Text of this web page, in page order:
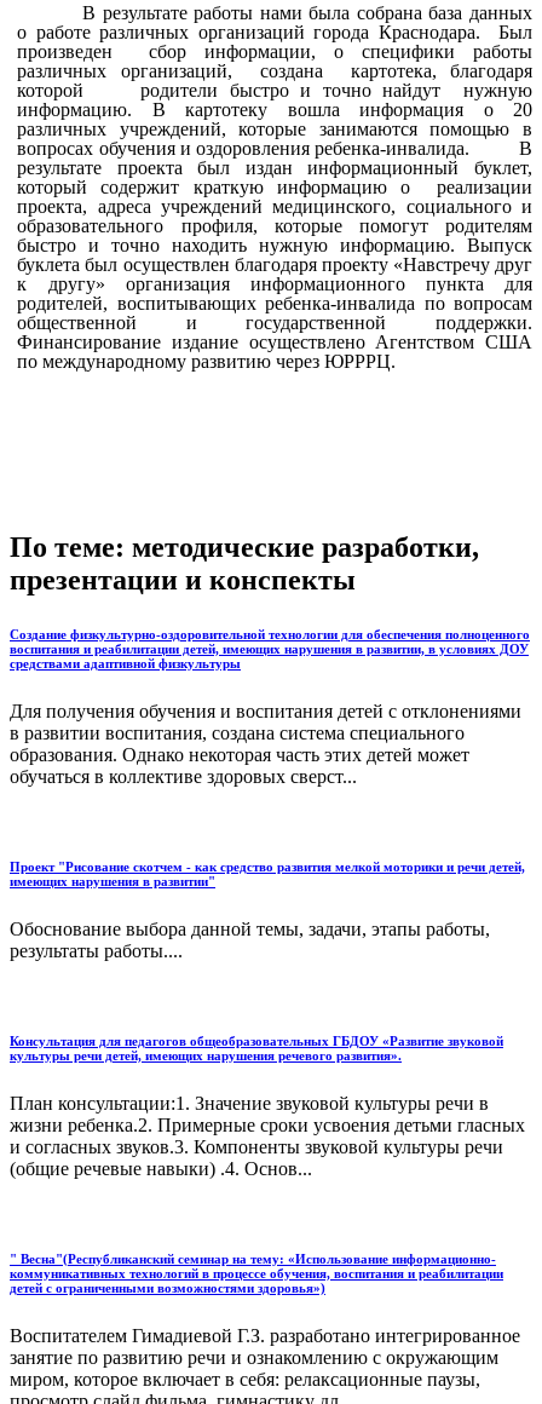
В результате работы нами была собрана база данных
о работе различных организаций города Краснодара. Был
произведен сбор информации, о специфики работы
различных организаций, создана картотека, благодаря
которой родители быстро и точно найдут нужную
информацию. В картотеку вошла информация о 20
различных учреждений, которые занимаются помощью в
вопросах обучения и оздоровления ребенка-инвалида. В
результате проекта был издан информационный буклет,
который содержит краткую информацию о реализации
проекта, адреса учреждений медицинского, социального и
образовательного профиля, которые помогут родителям
быстро и точно находить нужную информацию. Выпуск
буклета был осуществлен благодаря проекту «Навстречу друг
к другу» организация информационного пункта для
родителей, воспитывающих ребенка-инвалида по вопросам
общественной и государственной поддержки.
Финансирование издание осуществлено Агентством США
по международному развитию через ЮРРРЦ.
По теме: методические разработки,
презентации и конспекты
Создание физкультурно-оздоровительной технологии для обеспечения полноценного
воспитания и реабилитации детей, имеющих нарушения в развитии, в условиях ДОУ
средствами адаптивной физкультуры
Для получения обучения и воспитания детей с отклонениями
в развитии воспитания, создана система специального
образования. Однако некоторая часть этих детей может
обучаться в коллективе здоровых сверст...
Проект "Рисование скотчем - как средство развития мелкой моторики и речи детей,
имеющих нарушения в развитии"
Обоснование выбора данной темы, задачи, этапы работы,
результаты работы....
Консультация для педагогов общеобразовательных ГБДОУ «Развитие звуковой
культуры речи детей, имеющих нарушения речевого развития».
План консультации:1. Значение звуковой культуры речи в
жизни ребенка.2. Примерные сроки усвоения детьми гласных
и согласных звуков.3. Компоненты звуковой культуры речи
(общие речевые навыки) .4. Основ...
" Весна"(Республиканский семинар на тему: «Использование информационно-
коммуникативных технологий в процессе обучения, воспитания и реабилитации
детей с ограниченными возможностями здоровья»)
Воспитателем Гимадиевой Г.З. разработано интегрированное
занятие по развитию речи и ознакомлению с окружающим
миром, которое включает в себя: релаксационные паузы,